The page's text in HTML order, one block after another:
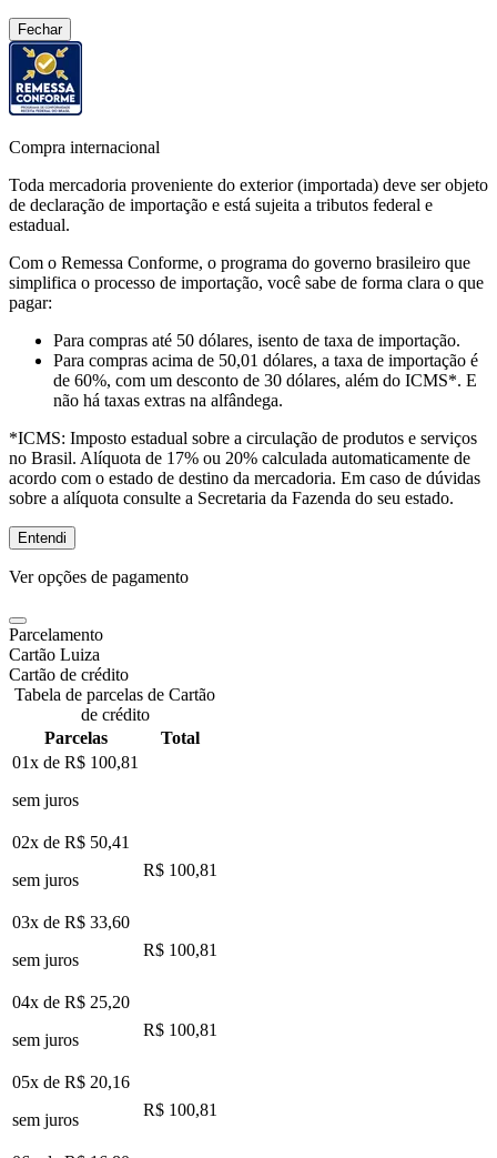
Fechar
Compra internacional
Toda mercadoria proveniente do exterior (importada) deve ser objeto
de declaração de importação e está sujeita a tributos federal e
estadual.
Com o Remessa Conforme, o programa do governo brasileiro que
simplifica o processo de importação, você sabe de forma clara o que
pagar:
Para compras até 50 dólares, isento de taxa de importação.
Para compras acima de 50,01 dólares, a taxa de importação é
de 60%, com um desconto de 30 dólares, além do ICMS*. E
não há taxas extras na alfândega.
*ICMS: Imposto estadual sobre a circulação de produtos e serviços
no Brasil. Alíquota de 17% ou 20% calculada automaticamente de
acordo com o estado de destino da mercadoria. Em caso de dúvidas
sobre a alíquota consulte a Secretaria da Fazenda do seu estado.
Entendi
Ver opções de pagamento
Parcelamento
Cartão Luiza
Cartão de crédito
Tabela de parcelas de Cartão
de crédito
Parcelas
Total
01x de R$ 100,81
sem juros
02x de R$ 50,41
sem juros
R$ 100,81
03x de R$ 33,60
sem juros
R$ 100,81
04x de R$ 25,20
sem juros
R$ 100,81
05x de R$ 20,16
sem juros
R$ 100,81